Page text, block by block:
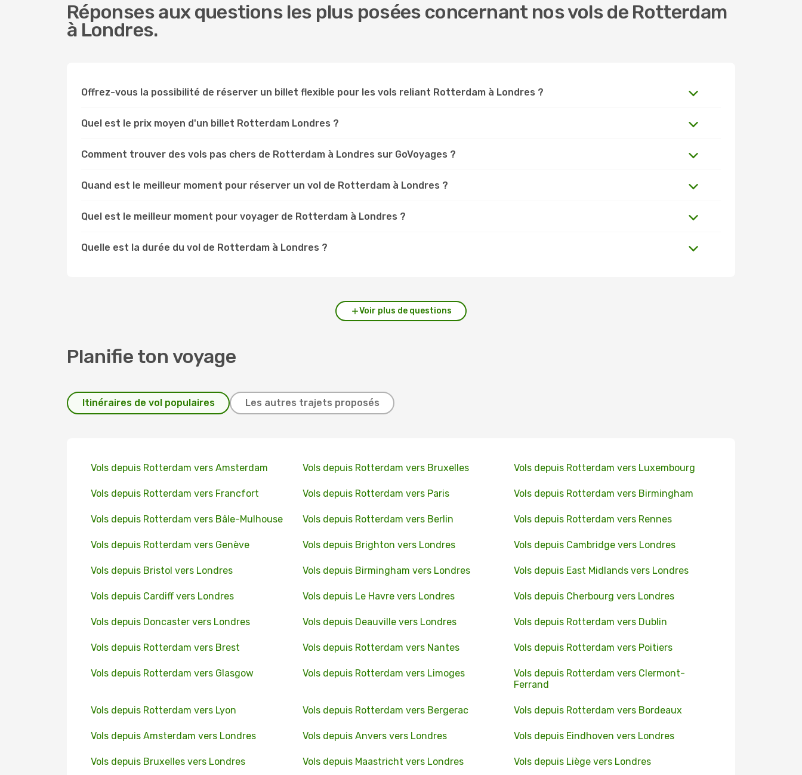
Réponses aux questions les plus posées concernant nos vols de Rotterdam
à Londres.
Offrez-vous la possibilité de réserver un billet flexible pour les vols reliant Rotterdam à Londres ?
Quel est le prix moyen d'un billet Rotterdam Londres ?
Comment trouver des vols pas chers de Rotterdam à Londres sur GoVoyages ?
Quand est le meilleur moment pour réserver un vol de Rotterdam à Londres ?
Quel est le meilleur moment pour voyager de Rotterdam à Londres ?
Quelle est la durée du vol de Rotterdam à Londres ?
Voir plus de questions
Planifie ton voyage
Itinéraires de vol populaires Les autres trajets proposés
Vols depuis Rotterdam vers Amsterdam Vols depuis Rotterdam vers Bruxelles Vols depuis Rotterdam vers Luxembourg
Vols depuis Rotterdam vers Francfort Vols depuis Rotterdam vers Paris Vols depuis Rotterdam vers Birmingham
Vols depuis Rotterdam vers Bâle-Mulhouse Vols depuis Rotterdam vers Berlin Vols depuis Rotterdam vers Rennes
Vols depuis Rotterdam vers Genève Vols depuis Brighton vers Londres Vols depuis Cambridge vers Londres
Vols depuis Bristol vers Londres Vols depuis Birmingham vers Londres Vols depuis East Midlands vers Londres
Vols depuis Cardiff vers Londres Vols depuis Le Havre vers Londres Vols depuis Cherbourg vers Londres
Vols depuis Doncaster vers Londres Vols depuis Deauville vers Londres Vols depuis Rotterdam vers Dublin
Vols depuis Rotterdam vers Brest Vols depuis Rotterdam vers Nantes Vols depuis Rotterdam vers Poitiers
Vols depuis Rotterdam vers Glasgow Vols depuis Rotterdam vers Limoges
Vols depuis Rotterdam vers Clermont-
Ferrand
Vols depuis Rotterdam vers Lyon Vols depuis Rotterdam vers Bergerac Vols depuis Rotterdam vers Bordeaux
Vols depuis Amsterdam vers Londres Vols depuis Anvers vers Londres Vols depuis Eindhoven vers Londres
Vols depuis Bruxelles vers Londres Vols depuis Maastricht vers Londres Vols depuis Liège vers Londres